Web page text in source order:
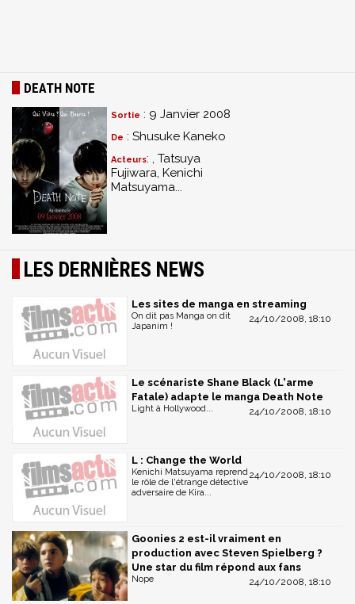
DEATH NOTE
Sortie : 9 Janvier 2008
De : Shusuke Kaneko
Acteurs: , Tatsuya
Fujiwara, Kenichi
Matsuyama...
LES DERNIÈRES NEWS
Les sites de manga en streaming
24/10/2008, 18:10
On dit pas Manga on dit
Japanim !
Le scénariste Shane Black (L'arme
Fatale) adapte le manga Death Note
24/10/2008, 18:10
Light à Hollywood...
L : Change the World
24/10/2008, 18:10
Kenichi Matsuyama reprend
le rôle de l'étrange détective
adversaire de Kira...
Goonies 2 est-il vraiment en
production avec Steven Spielberg ?
Une star du film répond aux fans
24/10/2008, 18:10
Nope